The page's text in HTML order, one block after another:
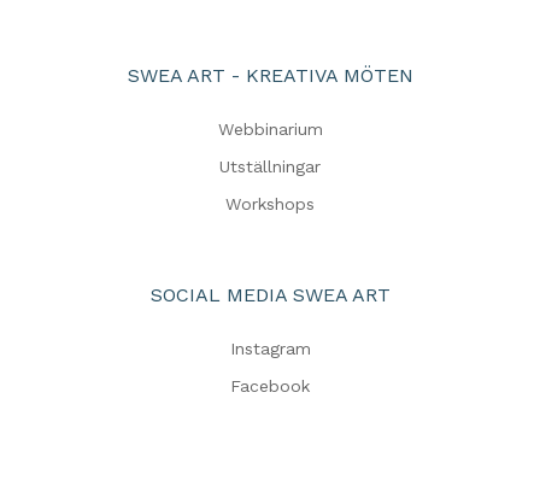
SWEA ART - KREATIVA MÖTEN
Webbinarium
Utställningar
Workshops
SOCIAL MEDIA SWEA ART
Instagram
Facebook